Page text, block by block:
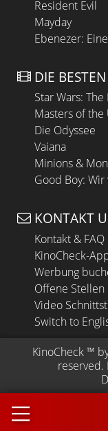
Resident Evil
Mayday
Ebenezer:
DIE
Star Wars:
Masters of the
Die Odyssee
Vaiana
Minions &
Good Boy:
KONTAKT
Kontakt & FAQ
KinoCheck-
Werbung
Offene Stellen
Video
Switch to
KinoCheck ™
reserved.